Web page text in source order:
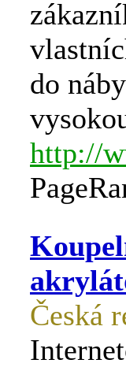
do
http://
Česká